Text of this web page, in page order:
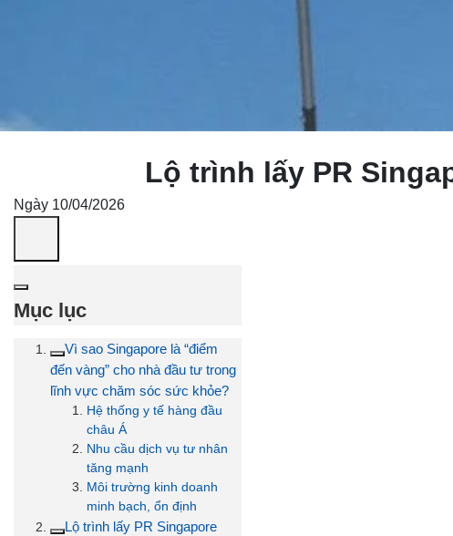
Lộ trình lấy PR
Ngày 10/04/2026
Mục lục
Vì sao Singapore là “điểm
đến vàng” cho nhà đầu tư trong
lĩnh vực chăm sóc sức khỏe?
Hệ thống y tế hàng đầu
châu Á
Nhu cầu dịch vụ tư nhân
tăng mạnh
Môi trường kinh doanh
minh bạch, ổn định
Lộ trình lấy PR Singapore